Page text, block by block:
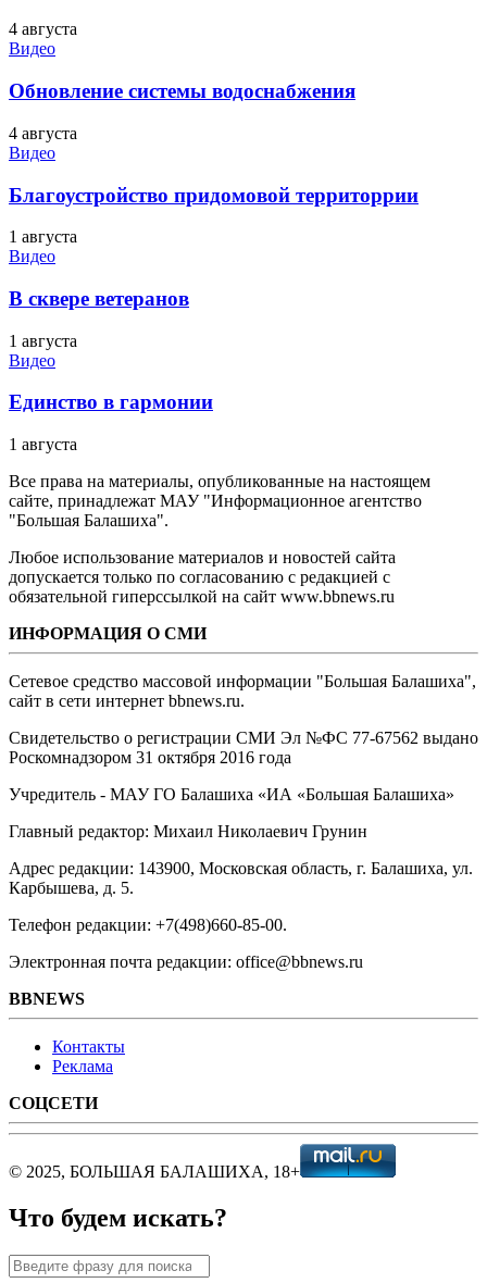
4 августа
Видео
Обновление системы водоснабжения
4 августа
Видео
Благоустройство придомовой территоррии
1 августа
Видео
В сквере ветеранов
1 августа
Видео
Единство в гармонии
1 августа
Все права на материалы, опубликованные на настоящем
сайте, принадлежат МАУ "Информационное агентство
"Большая Балашиха".
Любое использование материалов и новостей сайта
допускается только по согласованию с редакцией с
обязательной гиперссылкой на сайт www.bbnews.ru
ИНФОРМАЦИЯ О СМИ
Сетевое средство массовой информации "Большая Балашиха",
сайт в сети интернет bbnews.ru.
Свидетельство о регистрации СМИ Эл №ФС ‎77-67562 выдано
Роскомнадзором 31 октября 2016 года
Учредитель - МАУ ГО Балашиха «ИА «Большая Балашиха»
Главный редактор: Михаил Николаевич Грунин
Адрес редакции: 143900, Московская область, г. Балашиха, ул.
Карбышева, д. 5.
Телефон редакции: +7(498)660-85-00.
Электронная почта редакции: office@bbnews.ru
BBNEWS
Контакты
Реклама
СОЦСЕТИ
© 2025, БОЛЬШАЯ БАЛАШИХА, 18+
Что будем искать?